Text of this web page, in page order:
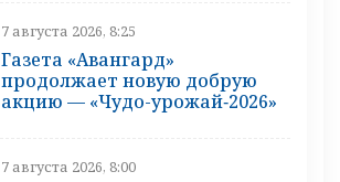
7 августа 2026, 8:25
Газета «Авангард»
продолжает новую добрую
акцию — «Чудо-урожай‑2026»
7 августа 2026, 8:00